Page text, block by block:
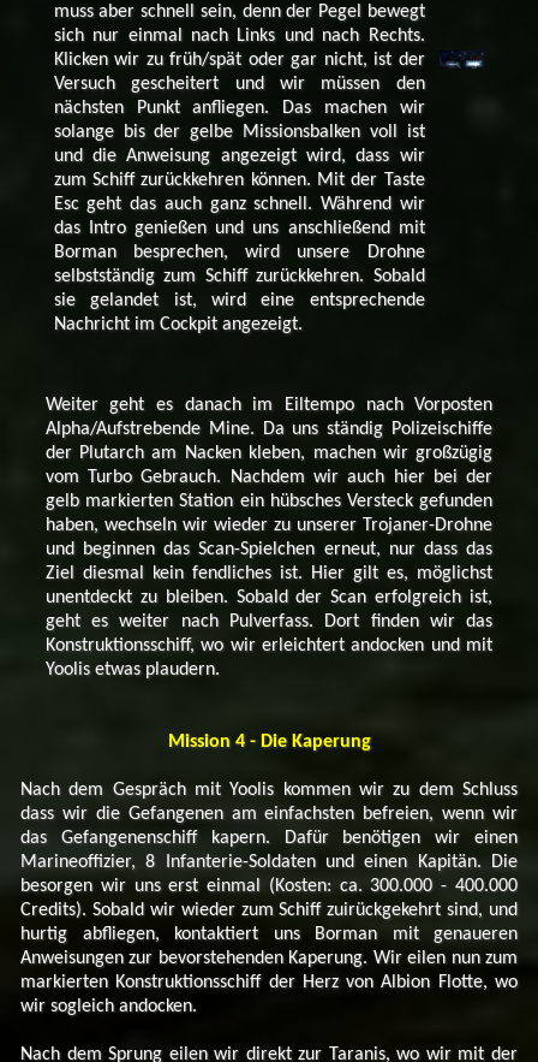
muss aber schnell sein, denn der Pegel bewegt
sich nur einmal nach Links und nach Rechts.
Klicken wir zu früh/spät oder gar nicht, ist der
Versuch gescheitert und wir müssen den
nächsten Punkt anfliegen. Das machen wir
solange bis der gelbe Missionsbalken voll ist
und die Anweisung angezeigt wird, dass wir
zum Schiff zurückkehren können. Mit der Taste
Esc geht das auch ganz schnell. Während wir
das Intro genießen und uns anschließend mit
Borman besprechen, wird unsere Drohne
selbstständig zum Schiff zurückkehren. Sobald
sie gelandet ist, wird eine entsprechende
Nachricht im Cockpit angezeigt.
Weiter geht es danach im Eiltempo nach Vorposten
Alpha/Aufstrebende Mine. Da uns ständig Polizeischiffe
der Plutarch am Nacken kleben, machen wir großzügig
vom Turbo Gebrauch. Nachdem wir auch hier bei der
gelb markierten Station ein hübsches Versteck gefunden
haben, wechseln wir wieder zu unserer Trojaner-Drohne
und beginnen das Scan-Spielchen erneut, nur dass das
Ziel diesmal kein fendliches ist. Hier gilt es, möglichst
unentdeckt zu bleiben. Sobald der Scan erfolgreich ist,
geht es weiter nach Pulverfass. Dort finden wir das
Konstruktionsschiff, wo wir erleichtert andocken und mit
Yoolis etwas plaudern.
Mission 4 - Die Kaperung
Nach dem Gespräch mit Yoolis kommen wir zu dem Schluss
dass wir die Gefangenen am einfachsten befreien, wenn wir
das Gefangenenschiff kapern. Dafür benötigen wir einen
Marineoffizier, 8 Infanterie-Soldaten und einen Kapitän. Die
besorgen wir uns erst einmal (Kosten: ca. 300.000 - 400.000
Credits). Sobald wir wieder zum Schiff zuirückgekehrt sind, und
hurtig abfliegen, kontaktiert uns Borman mit genaueren
Anweisungen zur bevorstehenden Kaperung. Wir eilen nun zum
markierten Konstruktionsschiff der Herz von Albion Flotte, wo
wir sogleich andocken.
Nach dem Sprung eilen wir direkt zur Taranis, wo wir mit der